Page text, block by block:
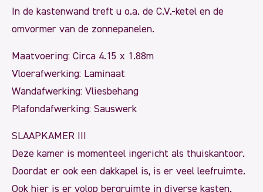
In de kastenwand treft u o.a. de C.V.-ketel en de
omvormer van de zonnepanelen.
Maatvoering: Circa 4.15 x 1.88m
Vloerafwerking: Laminaat
Wandafwerking: Vliesbehang
Plafondafwerking: Sauswerk
SLAAPKAMER III
Deze kamer is momenteel ingericht als thuiskantoor.
Doordat er ook een dakkapel is, is er veel leefruimte.
Ook hier is er volop bergruimte in diverse kasten.